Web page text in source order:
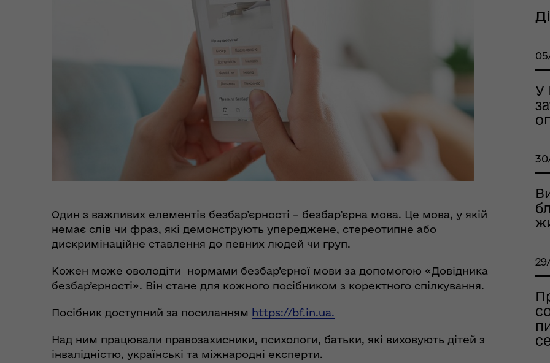
укриття
Дії населення при
Центр життєстійкості
Кобеляцької громади
допомога
Координаційний штаб з
питань поводження з
Один з важливих елементів безбар’єрності – безбар’єрна мова. Це мова, у якій
немає слів чи фраз, які демонструють упереджене, стереотипне або
дискримінаційне ставлення до певних людей чи груп.
Кожен може оволодіти нормами безбар’єрної мови за допомогою «Довідника
безбар’єрності». Він стане для кожного посібником з коректного спілкування.
Посібник доступний за посиланням https://bf.in.ua.
Над ним працювали правозахисники, психологи, батьки, які виховують дітей з
інвалідністю, українські та міжнародні експерти.
У